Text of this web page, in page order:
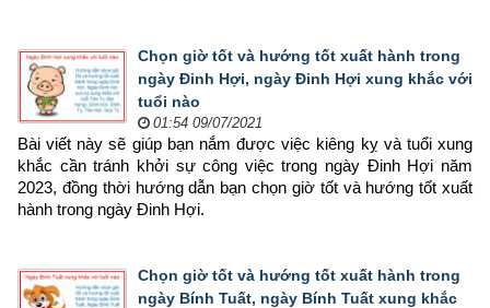
Chọn giờ tốt và hướng tốt xuất hành trong
ngày Đinh Hợi, ngày Đinh Hợi xung khắc với
tuổi nào
01:54 09/07/2021
Bài viết này sẽ giúp bạn nắm được việc kiêng kỵ và tuổi xung
khắc cần tránh khởi sự công việc trong ngày Đinh Hợi năm
2023, đồng thời hướng dẫn bạn chọn giờ tốt và hướng tốt xuất
hành trong ngày Đinh Hợi.
Chọn giờ tốt và hướng tốt xuất hành trong
ngày Bính Tuất, ngày Bính Tuất xung khắc